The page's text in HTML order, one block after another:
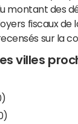
montant des
fiscaux de
sur la
villes